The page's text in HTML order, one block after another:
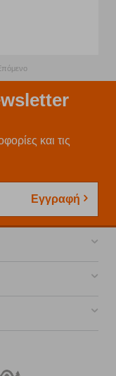
και τις
Εγγραφή